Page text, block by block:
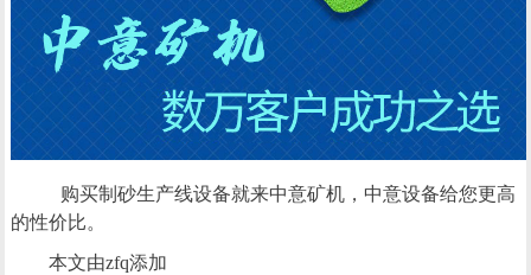
购买制砂生产线设备就来中意矿机，中意设备给您更高
的性价比。
本文由zfq添加